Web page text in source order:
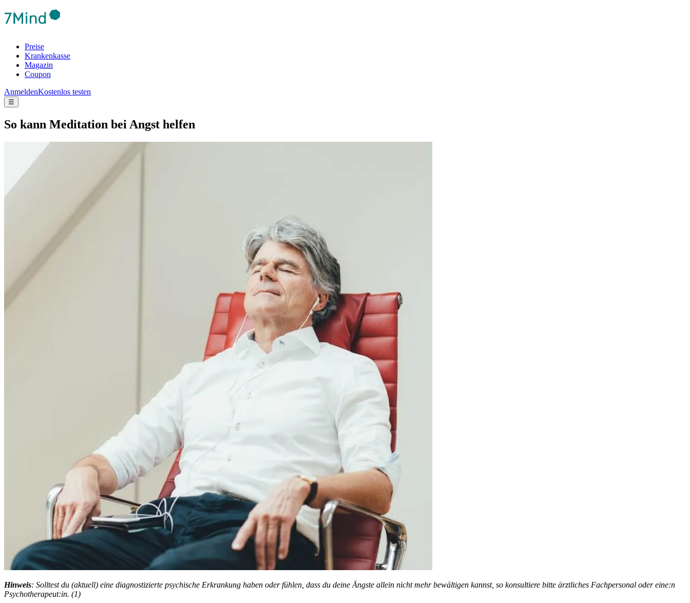
Preise
Krankenkasse
Magazin
Coupon
AnmeldenKostenlos testen
☰
So kann Medi­ta­tion bei Angst helfen
Hin­weis: Solltest du (aktuell) eine diagnostizierte psychische Erkrankung haben oder fühlen, dass du deine Ängste allein nicht mehr bewältigen kannst, so konsultiere bitte ärztliches Fachpersonal oder eine:n
Psychotherapeut:in. (1)